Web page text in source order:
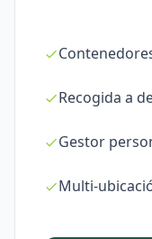
Recogida a
Gestor
Multi-